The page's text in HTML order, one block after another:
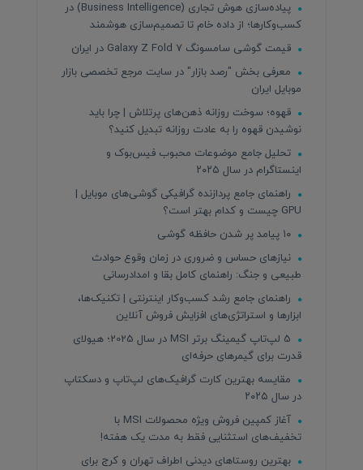
پیاده‌سازی هوش تجاری (Business Intelligence) در
کسب‌وکارها؛ از داده خام تا تصمیم‌سازی هوشمند
قیمت گوشی سامسونگ Galaxy Z Fold 7 در ایران
معرفی بخش "رصد بازار" در سایت مرجع تخصصی بازار
موبایل ایران
قهوه؛ سوخت روزانه ذهن‌های پرتلاش | چرا باید
نوشیدن قهوه را به عادت روزانه تبدیل کنید؟
تحلیل جامع موضوعات محبوب فیس‌بوک و
اینستاگرام در سال ۲۰۲۵
راهنمای جامع پردازنده‌ گرافیکی گوشی‌های موبایل |
GPU چیست و کدام بهتر است؟
نیازهای حساس و ضروری در زمان وقوع حوادث
طبیعی و جنگ: راهنمای کامل بقا و امدادرسانی
راهنمای جامع رشد کسب‌وکار اینترنتی | تکنیک‌ها،
ابزارها و استراتژی‌های افزایش فروش آنلاین
5 لپ‌تاپ گیمینگ برتر MSI در سال 2025؛ هیولای
قدرت برای گیمرهای حرفه‌ای
مقایسه بهترین کارت گرافیک‌های لپ‌تاپ و دسکتاپ
در سال ۲۰۲۵
آغاز کمپین فروش ویژه محصولات MSI با
تخفیف‌های استثنایی فقط به مدت یک هفته!
بهترین روستاهای دیدنی اطراف تهران و کرج برای